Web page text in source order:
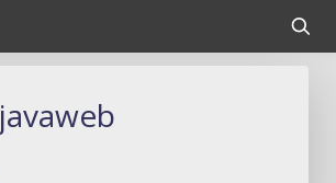
javaweb